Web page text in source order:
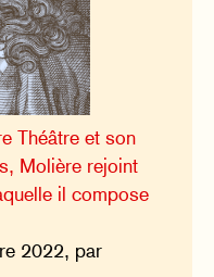
Théâtre et son
Molière rejoint
il compose
2022, par